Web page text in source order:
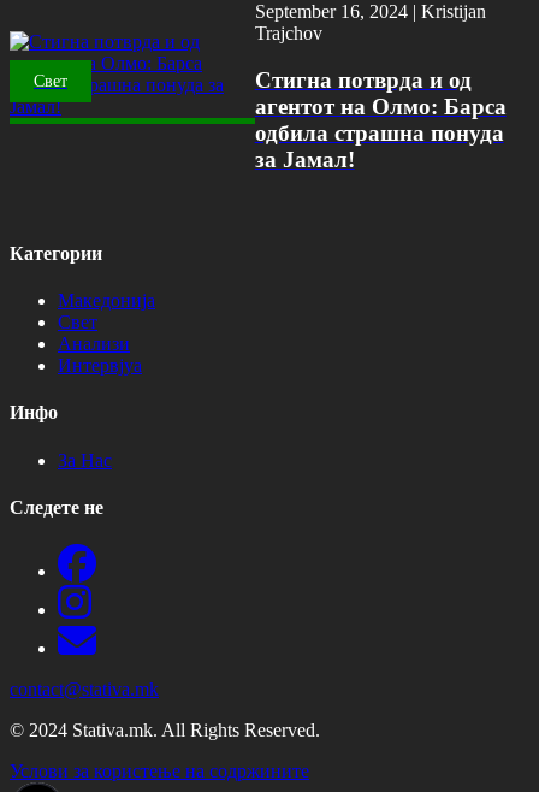
Свет
September 16, 2024 | Kristijan
Trajchov
Стигна потврда и од
агентот на Олмо: Барса
одбила страшна понуда
за Јамал!
Категории
Македонија
Свет
Анализи
Интервјуа
Инфо
За Нас
Следете не
contact@stativa.mk
© 2024 Stativa.mk. All Rights Reserved.
Услови за користење на содржините